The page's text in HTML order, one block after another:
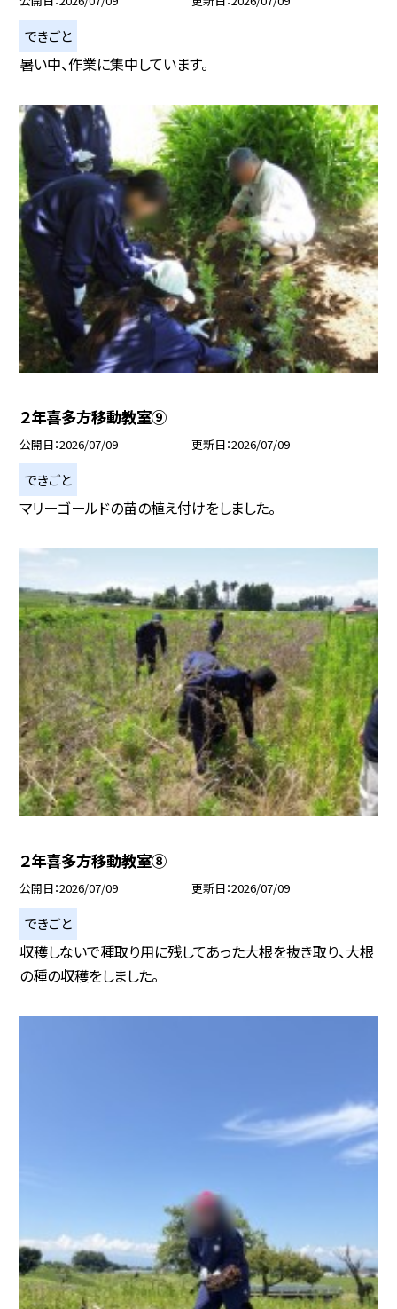
できごと
暑い中、作業に集中しています。
２年喜多方移動教室⑨
公開日 2026/07/09 更新日 2026/07/09
できごと
マリーゴールドの苗の植え付けをしました。
２年喜多方移動教室⑧
公開日 2026/07/09 更新日 2026/07/09
できごと
収穫しないで種取り用に残してあった大根を抜き取り、大根
の種の収穫をしました。